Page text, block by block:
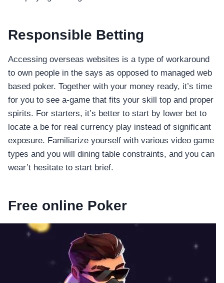
Responsible Betting
Accessing overseas websites is a type of workaround
to own people in the says as opposed to managed web
based poker. Together with your money ready, it’s time
for you to see a-game that fits your skill top and proper
spirits. For starters, it’s better to start by lower bet to
locate a be for real currency play instead of significant
exposure. Familiarize yourself with various video game
types and you will dining table constraints, and you can
wear’t hesitate to start brief.
Free online Poker